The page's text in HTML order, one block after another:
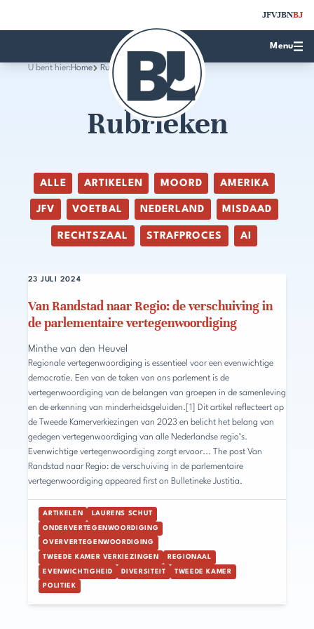
JFVJBNBJ
Menu
U bent hier:Home Rubrieken
Rubrieken
ALLE ARTIKELEN MOORD AMERIKA
JFV VOETBAL NEDERLAND MISDAAD
RECHTSZAAL STRAFPROCES AI
Van Randstad naar Regio: de verschuiving in
de parlementaire vertegenwoordiging
23 JULI 2024
Minthe van den Heuvel
Regionale vertegenwoordiging is essentieel voor een evenwichtige
democratie. Een van de taken van ons parlement is de
vertegenwoordiging van de belangen van groepen in de samenleving
en de erkenning van minderheidsgeluiden.[1] Dit artikel reflecteert op
de Tweede Kamerverkiezingen van 2023 en belicht het belang van
gedegen vertegenwoordiging van alle Nederlandse regio’s.
Evenwichtige vertegenwoordiging zorgt ervoor... The post Van
Randstad naar Regio: de verschuiving in de parlementaire
vertegenwoordiging appeared first on Bulletineke Justitia.
ARTIKELEN LAURENS SCHUT
ONDERVERTEGENWOORDIGING
OVERVERTEGENWOORDIGING
TWEEDE KAMER VERKIEZINGEN REGIONAAL
EVENWICHTIGHEID DIVERSITEIT TWEEDE KAMER
POLITIEK